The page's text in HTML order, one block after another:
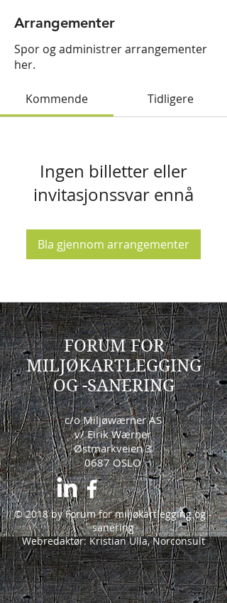
Arrangementer
Spor og administrer arrangementer
her.
Kommende Tidligere
Ingen billetter eller
invitasjonssvar ennå
Bla gjennom arrangementer
FORUM FOR
MILJØKARTLEGGING
OG -SANERING
c/o Miljøwærner AS
v/ Eirik Wærner
Østmarkveien 3
0687 OSLO
© 2018 by Forum for miljøkartlegging og -
sanering
Webredaktør: Kristian Ulla, Norconsult